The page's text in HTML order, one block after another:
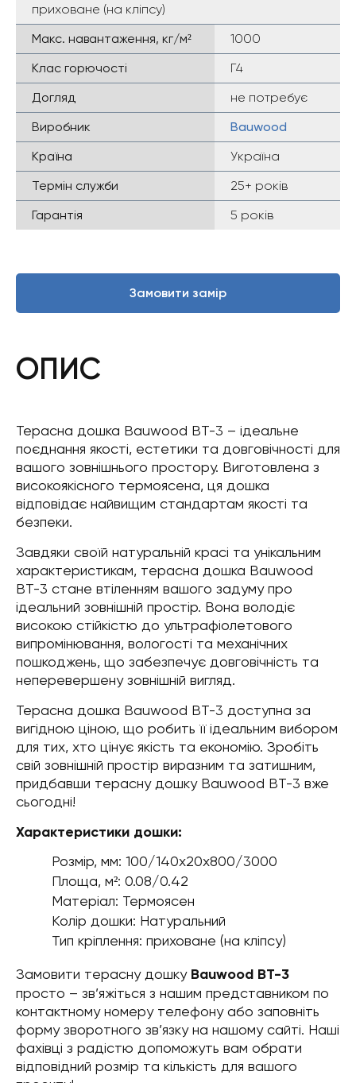
приховане (на кліпсу)
Макс. навантаження, кг/м²
1000
Клас горючості
Г4
Догляд
не потребує
Виробник
Bauwood
Країна
Україна
Термін служби
25+ років
Гарантія
5 років
Замовити замір
ОПИС
Терасна дошка Bauwood BT-3 – ідеальне
поєднання якості, естетики та довговічності для
вашого зовнішнього простору. Виготовлена з
високоякісного термоясена, ця дошка
відповідає найвищим стандартам якості та
безпеки.
Завдяки своїй натуральній красі та унікальним
характеристикам, терасна дошка Bauwood
BT-3 стане втіленням вашого задуму про
ідеальний зовнішній простір. Вона володіє
високою стійкістю до ультрафіолетового
випромінювання, вологості та механічних
пошкоджень, що забезпечує довговічність та
неперевершену зовнішній вигляд.
Терасна дошка Bauwood BT-3 доступна за
вигідною ціною, що робить її ідеальним вибором
для тих, хто цінує якість та економію. Зробіть
свій зовнішній простір виразним та затишним,
придбавши терасну дошку Bauwood BT-3 вже
сьогодні!
Характеристики дошки:
Розмір, мм: 100/140х20х800/3000
Площа, м²: 0.08/0.42
Матеріал: Термоясен
Колір дошки: Натуральний
Тип кріплення: приховане (на кліпсу)
Замовити терасну дошку Bauwood BT-3
просто – зв’яжіться з нашим представником по
контактному номеру телефону або заповніть
форму зворотного зв’язку на нашому сайті. Наші
фахівці з радістю допоможуть вам обрати
відповідний розмір та кількість для вашого